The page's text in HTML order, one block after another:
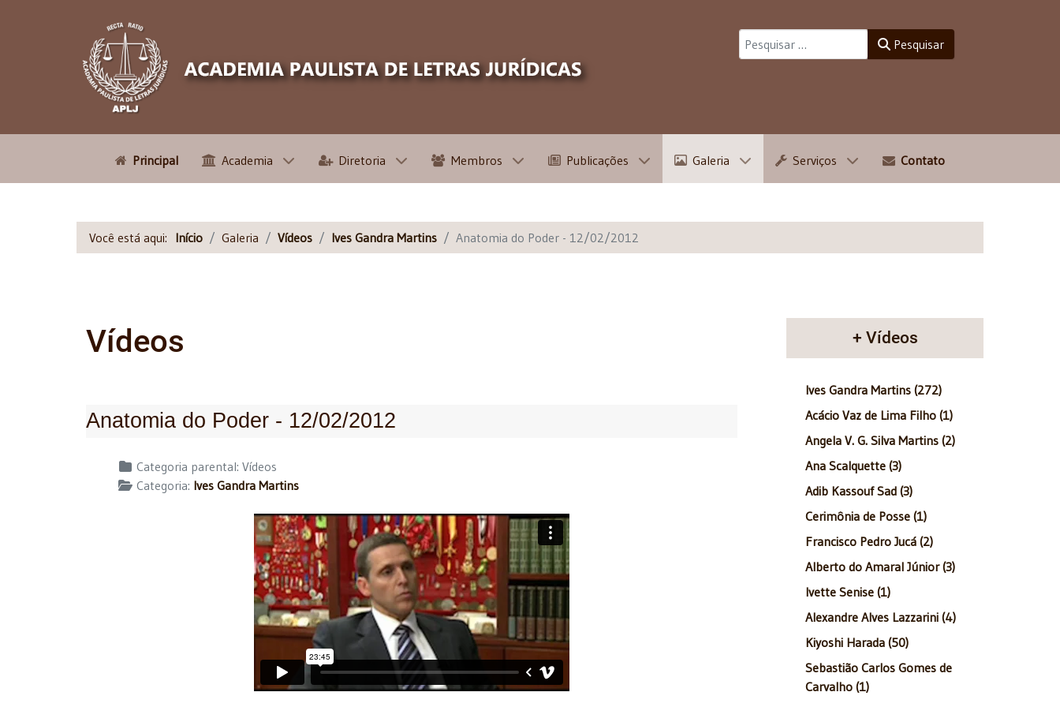
Pesquisar
Principal Academia Diretoria Membros Publicações Galeria Serviços Contato
Você está aqui: Início Galeria Vídeos Ives Gandra Martins Anatomia do Poder - 12/02/2012
Vídeos
Anatomia do Poder - 12/02/2012
Detalhes Categoria parental: Vídeos
Categoria: Ives Gandra Martins
+ Vídeos
Ives Gandra Martins (272)
Acácio Vaz de Lima Filho (1)
Angela V. G. Silva Martins (2)
Ana Scalquette (3)
Adib Kassouf Sad (3)
Cerimônia de Posse (1)
Francisco Pedro Jucá (2)
Alberto do Amaral Júnior (3)
Ivette Senise (1)
Alexandre Alves Lazzarini (4)
Kiyoshi Harada (50)
Sebastião Carlos Gomes de
Carvalho (1)